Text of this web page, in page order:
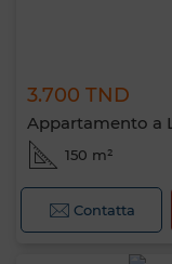
3.700 TND
Appartamento a
150 m²
Contatta